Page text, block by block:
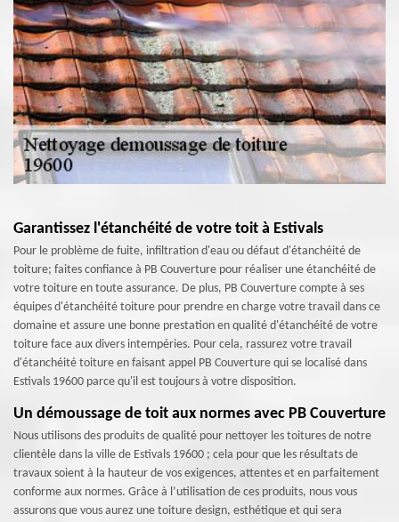
Garantissez l'étanchéité de votre toit à Estivals
Pour le problème de fuite, infiltration d'eau ou défaut d'étanchéité de
toiture; faites confiance à PB Couverture pour réaliser une étanchéité de
votre toiture en toute assurance. De plus, PB Couverture compte à ses
équipes d'étanchéité toiture pour prendre en charge votre travail dans ce
domaine et assure une bonne prestation en qualité d'étanchéité de votre
toiture face aux divers intempéries. Pour cela, rassurez votre travail
d'étanchéité toiture en faisant appel PB Couverture qui se localisé dans
Estivals 19600 parce qu'il est toujours à votre disposition.
Un démoussage de toit aux normes avec PB Couverture
Nous utilisons des produits de qualité pour nettoyer les toitures de notre
clientèle dans la ville de Estivals 19600 ; cela pour que les résultats de
travaux soient à la hauteur de vos exigences, attentes et en parfaitement
conforme aux normes. Grâce à l’utilisation de ces produits, nous vous
assurons que vous aurez une toiture design, esthétique et qui sera